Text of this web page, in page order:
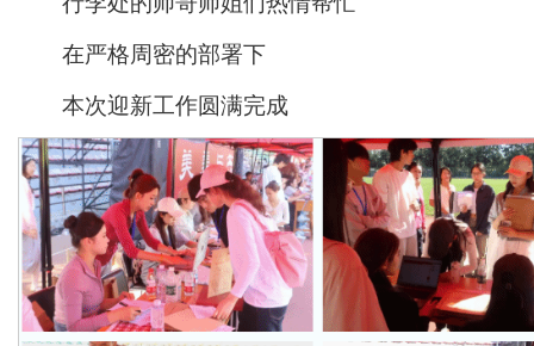
在严格周密的部署下
本次迎新工作圆满完成